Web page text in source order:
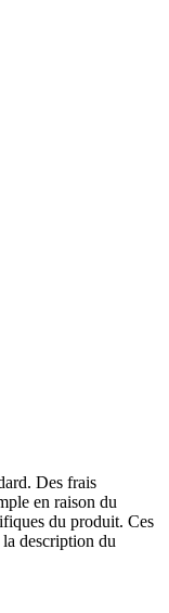
Des frais
en raison du
du produit. Ces
description du